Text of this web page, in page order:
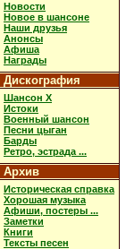
Новости
Новое в шансоне
Наши друзья
Анонсы
Афиша
Награды
Дискография
Шансон X
Истоки
Военный шансон
Песни цыган
Барды
Ретро, эстрада ...
Архив
Историческая справка
Хорошая музыка
Афиши, постеры ...
Заметки
Книги
Тексты песен